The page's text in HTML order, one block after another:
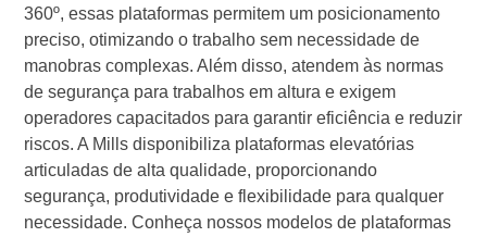
360º, essas plataformas permitem um posicionamento
preciso, otimizando o trabalho sem necessidade de
manobras complexas. Além disso, atendem às normas
de segurança para trabalhos em altura e exigem
operadores capacitados para garantir eficiência e reduzir
riscos. A Mills disponibiliza plataformas elevatórias
articuladas de alta qualidade, proporcionando
segurança, produtividade e flexibilidade para qualquer
necessidade. Conheça nossos modelos de plataformas